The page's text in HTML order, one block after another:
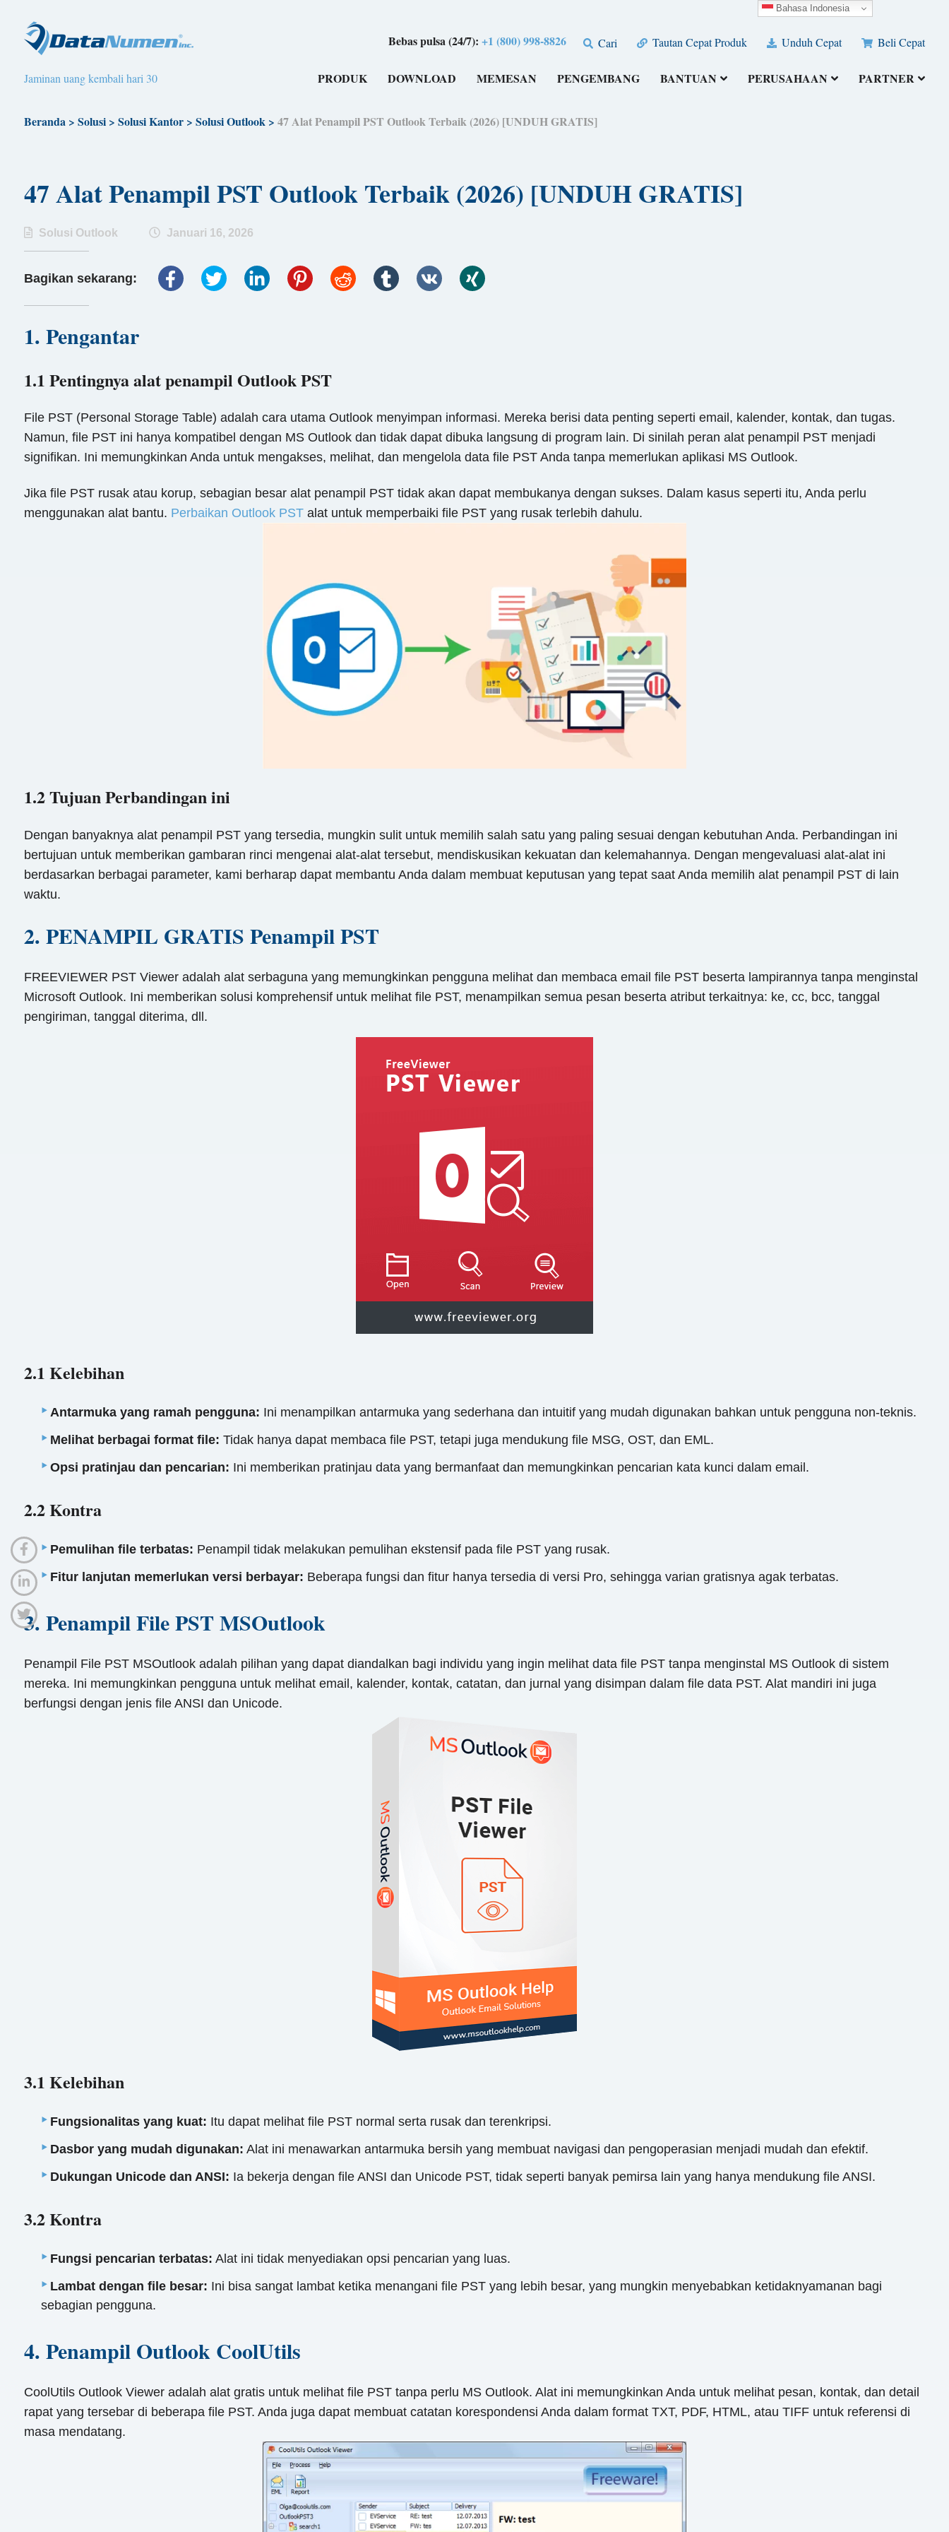
Bebas pulsa (24/7):+1 (800) 998-8826 Cari Tautan Cepat Produk Unduh Cepat Beli Cepat
Jaminan uang kembali hari 30 PRODUK DOWNLOAD MEMESAN PENGEMBANG BANTUAN PERUSAHAAN PARTNER
Beranda> Solusi> Solusi Kantor> Solusi Outlook> 47 Alat Penampil PST Outlook Terbaik (2026) [UNDUH GRATIS]
47 Alat Penampil PST Outlook Terbaik (2026) [UNDUH GRATIS]
Solusi Outlook Januari 16, 2026
Bagikan sekarang:
1. Pengantar
1.1 Pentingnya alat penampil Outlook PST
File PST (Personal Storage Table) adalah cara utama Outlook menyimpan informasi. Mereka berisi data penting seperti email, kalender, kontak, dan tugas.
Namun, file PST ini hanya kompatibel dengan MS Outlook dan tidak dapat dibuka langsung di program lain. Di sinilah peran alat penampil PST menjadi
signifikan. Ini memungkinkan Anda untuk mengakses, melihat, dan mengelola data file PST Anda tanpa memerlukan aplikasi MS Outlook.
Jika file PST rusak atau korup, sebagian besar alat penampil PST tidak akan dapat membukanya dengan sukses. Dalam kasus seperti itu, Anda perlu
menggunakan alat bantu. Perbaikan Outlook PSTalat untuk memperbaiki file PST yang rusak terlebih dahulu.
1.2 Tujuan Perbandingan ini
Dengan banyaknya alat penampil PST yang tersedia, mungkin sulit untuk memilih salah satu yang paling sesuai dengan kebutuhan Anda. Perbandingan ini
bertujuan untuk memberikan gambaran rinci mengenai alat-alat tersebut, mendiskusikan kekuatan dan kelemahannya. Dengan mengevaluasi alat-alat ini
berdasarkan berbagai parameter, kami berharap dapat membantu Anda dalam membuat keputusan yang tepat saat Anda memilih alat penampil PST di lain
waktu.
2. PENAMPIL GRATIS Penampil PST
FREEVIEWER PST Viewer adalah alat serbaguna yang memungkinkan pengguna melihat dan membaca email file PST beserta lampirannya tanpa menginstal
Microsoft Outlook. Ini memberikan solusi komprehensif untuk melihat file PST, menampilkan semua pesan beserta atribut terkaitnya: ke, cc, bcc, tanggal
pengiriman, tanggal diterima, dll.
2.1 Kelebihan
Antarmuka yang ramah pengguna: Ini menampilkan antarmuka yang sederhana dan intuitif yang mudah digunakan bahkan untuk pengguna non-teknis.
Melihat berbagai format file: Tidak hanya dapat membaca file PST, tetapi juga mendukung file MSG, OST, dan EML.
Opsi pratinjau dan pencarian: Ini memberikan pratinjau data yang bermanfaat dan memungkinkan pencarian kata kunci dalam email.
2.2 Kontra
Pemulihan file terbatas: Penampil tidak melakukan pemulihan ekstensif pada file PST yang rusak.
Fitur lanjutan memerlukan versi berbayar: Beberapa fungsi dan fitur hanya tersedia di versi Pro, sehingga varian gratisnya agak terbatas.
3. Penampil File PST MSOutlook
Penampil File PST MSOutlook adalah pilihan yang dapat diandalkan bagi individu yang ingin melihat data file PST tanpa menginstal MS Outlook di sistem
mereka. Ini memungkinkan pengguna untuk melihat email, kalender, kontak, catatan, dan jurnal yang disimpan dalam file data PST. Alat mandiri ini juga
berfungsi dengan jenis file ANSI dan Unicode.
3.1 Kelebihan
Fungsionalitas yang kuat: Itu dapat melihat file PST normal serta rusak dan terenkripsi.
Dasbor yang mudah digunakan: Alat ini menawarkan antarmuka bersih yang membuat navigasi dan pengoperasian menjadi mudah dan efektif.
Dukungan Unicode dan ANSI: Ia bekerja dengan file ANSI dan Unicode PST, tidak seperti banyak pemirsa lain yang hanya mendukung file ANSI.
3.2 Kontra
Fungsi pencarian terbatas: Alat ini tidak menyediakan opsi pencarian yang luas.
Lambat dengan file besar: Ini bisa sangat lambat ketika menangani file PST yang lebih besar, yang mungkin menyebabkan ketidaknyamanan bagi
sebagian pengguna.
4. Penampil Outlook CoolUtils
CoolUtils Outlook Viewer adalah alat gratis untuk melihat file PST tanpa perlu MS Outlook. Alat ini memungkinkan Anda untuk melihat pesan, kontak, dan detail
rapat yang tersebar di beberapa file PST. Anda juga dapat membuat catatan korespondensi Anda dalam format TXT, PDF, HTML, atau TIFF untuk referensi di
masa mendatang.
Bahasa Indonesia